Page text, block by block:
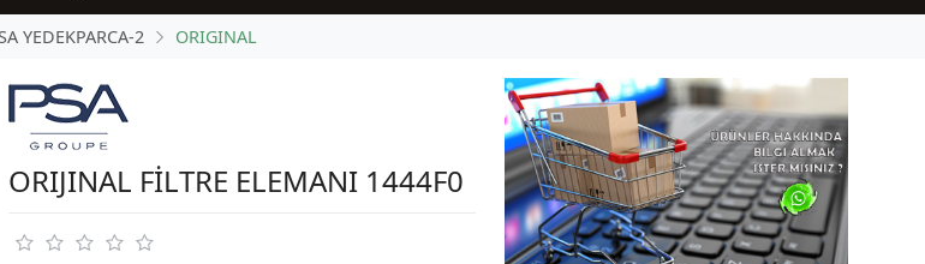
YEDEKPARCA-2 ORIGINAL
ORIJINAL FİLTRE ELEMANI 1444F0